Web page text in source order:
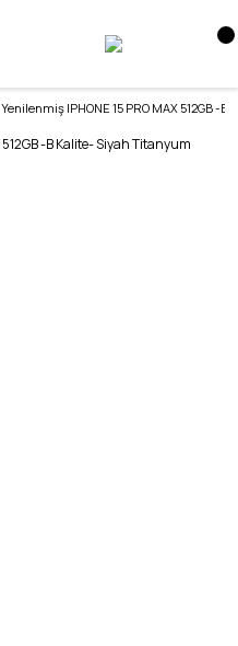
Yenilenmiş IPHONE 15 PRO MAX 512GB -